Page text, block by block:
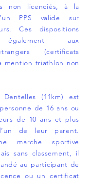
non licenciés, à la
PPS valide sur
Ces dispositions
également aux
(certificats
mention triathlon non
(11km) est
de 16 ans ou
de 10 ans et plus
de leur parent.
marche sportive
sans classement, il
au participant de
ou un certificat